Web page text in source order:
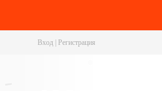
Вход Регистрация